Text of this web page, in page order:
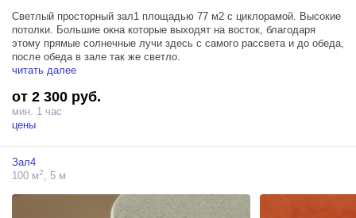
Светлый просторный зал1 площадью 77 м2 с циклорамой. Высокие
потолки. Большие окна которые выходят на восток, благодаря
этому прямые солнечные лучи здесь с самого рассвета и до обеда,
после обеда в зале так же светло.
читать далее
от 2 300 руб.
мин. 1 час
цены
Зал4
100 м2 , 5 м